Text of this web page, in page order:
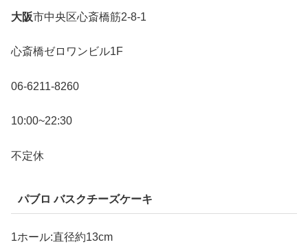
大阪市中央区心斎橋筋2-8-1
心斎橋ゼロワンビル1F
06-6211-8260
10:00~22:30
不定休
パブロ バスクチーズケーキ
1ホール:直径約13cm